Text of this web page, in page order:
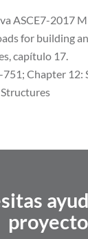
ASCE7-2017
for building
capítulo 17.
751; Chapter 12: